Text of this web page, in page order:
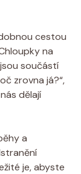
cestou
na
součástí
zrovna já?“,
dělají
a
je, abyste